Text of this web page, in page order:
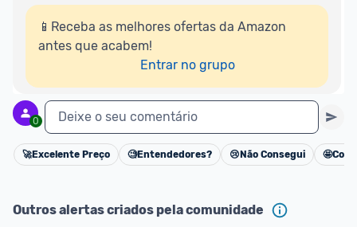
📱Receba as melhores ofertas da Amazon
antes que acabem!
Entrar no grupo
0 Deixe o seu comentário
Cancelar
🚀Excelente Preço 🧐Entendedores? 😢 Não Consegui 🤩
Outros alertas criados pela comunidade